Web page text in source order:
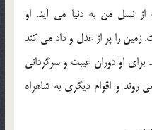
نسل من به دنيا مي آيد. او
را پر از عدل و داد مي کند
او دوران غيبت و سرگرداني
روند و اقوام ديگري به شاهراه